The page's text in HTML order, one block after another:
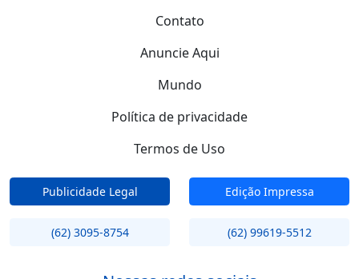
Contato
Anuncie Aqui
Mundo
Política de privacidade
Termos de Uso
Publicidade Legal Edição Impressa
(62) 3095-8754 (62) 99619-5512